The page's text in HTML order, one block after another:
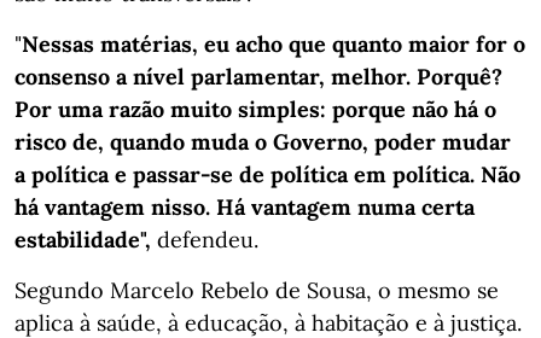
"Nessas matérias, eu acho que quanto maior for o
consenso a nível parlamentar, melhor. Porquê?
Por uma razão muito simples: porque não há o
risco de, quando muda o Governo, poder mudar
a política e passar-se de política em política. Não
há vantagem nisso. Há vantagem numa certa
estabilidade", defendeu.
Segundo Marcelo Rebelo de Sousa, o mesmo se
aplica à saúde, à educação, à habitação e à justiça.